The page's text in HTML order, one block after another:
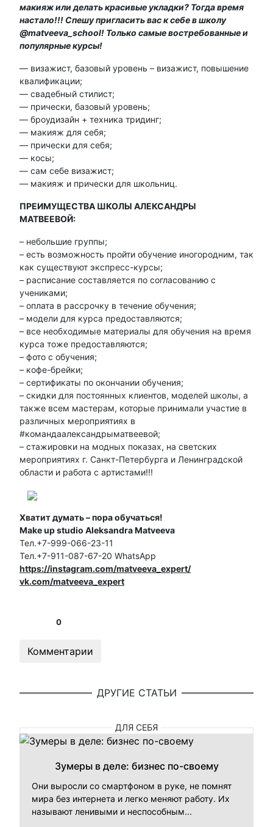
макияж или делать красивые укладки? Тогда время
настало!!! Спешу пригласить вас к себе в школу
@matveeva_school! Только самые востребованные и
популярные курсы!
— визажист, базовый уровень – визажист, повышение
квалификации;
— свадебный стилист;
— прически, базовый уровень;
— броудизайн + техника тридинг;
— макияж для себя;
— прически для себя;
— косы;
— сам себе визажист;
— макияж и прически для школьниц.
ПРЕИМУЩЕСТВА ШКОЛЫ АЛЕКСАНДРЫ
МАТВЕЕВОЙ:
– небольшие группы;
– есть возможность пройти обучение иногородним, так
как существуют экспресс-курсы;
– расписание составляется по согласованию с
учениками;
– оплата в рассрочку в течение обучения;
– модели для курса предоставляются;
– все необходимые материалы для обучения на время
курса тоже предоставляются;
– фото с обучения;
– кофе-брейки;
– сертификаты по окончании обучения;
– скидки для постоянных клиентов, моделей школы, а
также всем мастерам, которые принимали участие в
различных мероприятиях в
#командаалександрыматвеевой;
– стажировки на модных показах, на светских
мероприятиях г. Санкт-Петербурга и Ленинградской
области и работа с артистами!!!
Хватит думать – пора обучаться!
Make up studio Aleksandra Matveeva
Тел.+7-999-066-23-11
Тел.+7-911-087-67-20 WhatsApp
https://instagram.com/matveeva_expert/
vk.com/matveeva_expert
0
Комментарии
ДРУГИЕ СТАТЬИ
ДЛЯ СЕБЯ
Зумеры в деле: бизнес по-своему
Они выросли со смартфоном в руке, не помнят
мира без интернета и легко меняют работу. Их
называют ленивыми и неспособным...